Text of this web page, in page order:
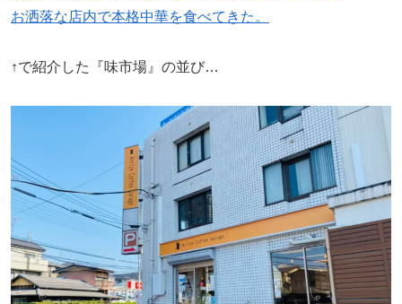
お洒落な店内で本格中華を食べてきた。
↑で紹介した『味市場』の並び…